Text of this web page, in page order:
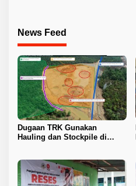
News Feed
Dugaan TRK Gunakan
Hauling dan Stockpile di